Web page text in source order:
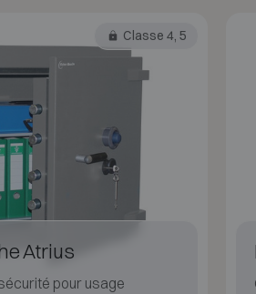
Classe 4, 5
Atrius
pour usage